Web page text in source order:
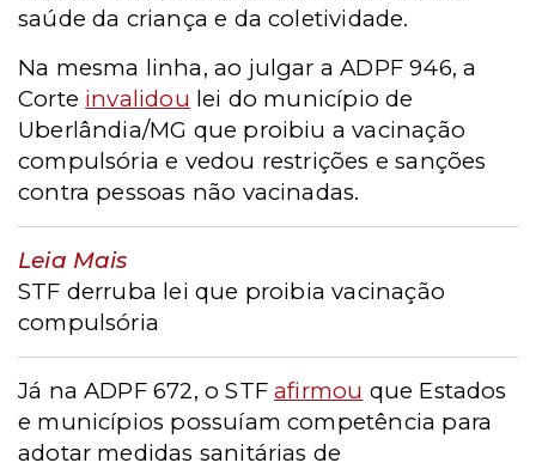
saúde da criança e da coletividade.
Na mesma linha, ao julgar a ADPF 946, a
Corte invalidou lei do município de
Uberlândia/MG que proibiu a vacinação
compulsória e vedou restrições e sanções
contra pessoas não vacinadas.
Leia Mais
STF derruba lei que proibia vacinação
compulsória
Já na ADPF 672, o STFafirmou que Estados
e municípios possuíam competência para
adotar medidas sanitárias de